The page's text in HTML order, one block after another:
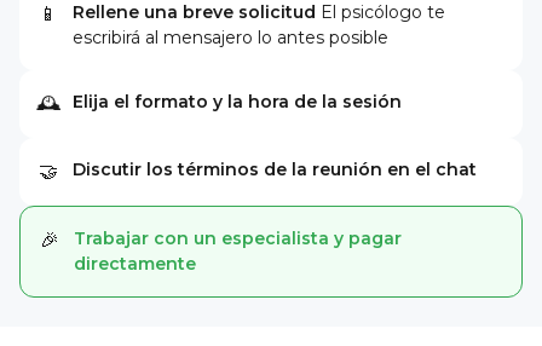
📱 Rellene una breve solicitud El psicólogo te
escribirá al mensajero lo antes posible
🕰 Elija el formato y la hora de la sesión
🤝 Discutir los términos de la reunión en el chat
🎉
Trabajar con un especialista y pagar
directamente